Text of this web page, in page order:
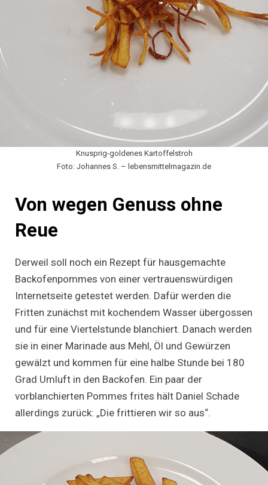
Knusprig-goldenes Kartoffelstroh
Foto: Johannes S. – lebensmittelmagazin.de
Von wegen Genuss ohne
Reue
Derweil soll noch ein Rezept für hausgemachte
Backofenpommes von einer vertrauenswürdigen
Internetseite getestet werden. Dafür werden die
Fritten zunächst mit kochendem Wasser übergossen
und für eine Viertelstunde blanchiert. Danach werden
sie in einer Marinade aus Mehl, Öl und Gewürzen
gewälzt und kommen für eine halbe Stunde bei 180
Grad Umluft in den Backofen. Ein paar der
vorblanchierten Pommes frites hält Daniel Schade
allerdings zurück: „Die frittieren wir so aus“.